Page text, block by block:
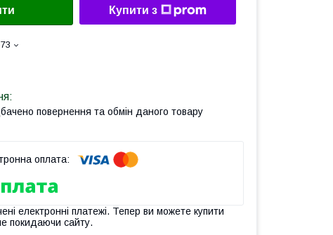
Купити з
повернення та обмін даного товару
електронні платежі. Тепер ви можете купити
покидаючи сайту.